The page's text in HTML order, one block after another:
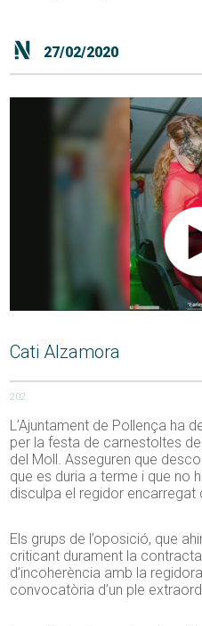
27/02/2020
Cati Alzamora
202
L’Ajuntament de Pollença ha
per la festa de carnestoltes
del Moll. Asseguren que
que es duria a terme i que no
disculpa el regidor
Els grups de l’oposició, que
criticant durament la
d’incoherència amb la
convocatòria d’un ple